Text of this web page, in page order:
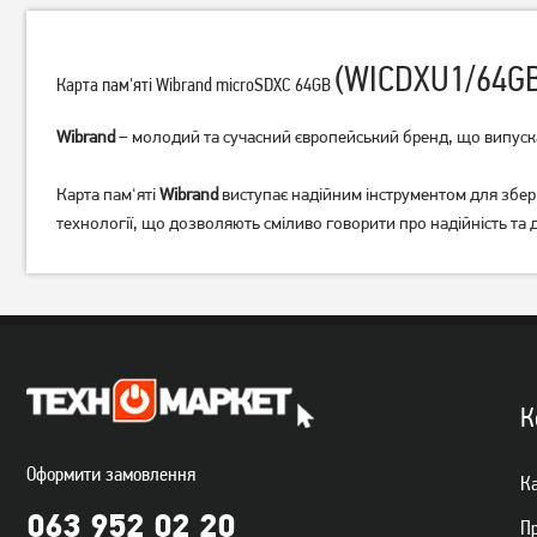
Карта пам'яті Wibrand
629грн
Карта пам'яті Kingston
3 739грн
Карта пам'яті Wibrand microSDXC 64GB (WICDXU1/
Wibrand– молодий та сучасний європейський бренд, що
Карта пам'ятіWibrandвиступає надійним інструментом для
технології, що дозволяють сміливо говорити про надійність та
Оформити замовлення
063 952 02 20